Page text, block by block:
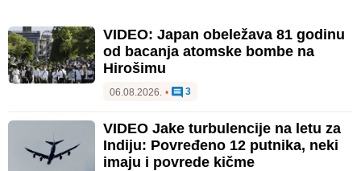
VIDEO: Japan obeležava 81 godinu
od bacanja atomske bombe na
Hirošimu
06.08.2026. • 3
VIDEO Jake turbulencije na letu za
Indiju: Povređeno 12 putnika, neki
imaju i povrede kičme